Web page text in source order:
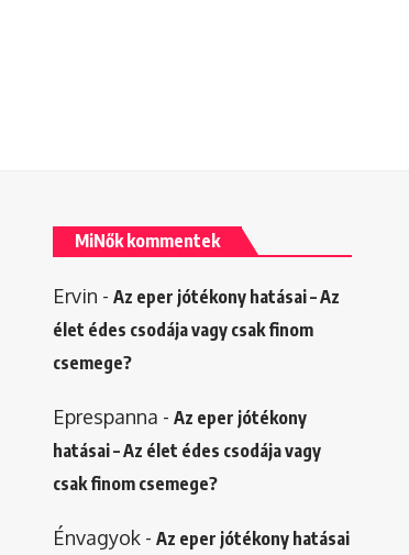
MiNők kommentek
Ervin - Az eper jótékony hatásai – Az
élet édes csodája vagy csak finom
csemege?
Eprespanna - Az eper jótékony
hatásai – Az élet édes csodája vagy
csak finom csemege?
Énvagyok- Az eper jótékony hatásai